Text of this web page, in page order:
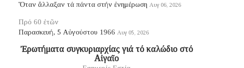
Ὅταν ἄλλαξαν τά πάντα στήν ἐνημέρωση Αυγ 06, 2026
Πρό 60 ἐτῶν
Παρασκευή, 5 Αὐγούστου 1966 Αυγ 05, 2026
Ἐρωτήματα συγκυριαρχίας γιά τό καλώδιο στό
Αἰγαῖο